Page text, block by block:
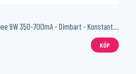
Drivdon Zigbee 9W 350-700mA - Dimbart - Konstant ström
KÖP